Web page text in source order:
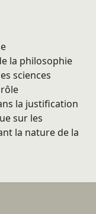
la philosophie
sciences
la justification
sur les
la nature de la